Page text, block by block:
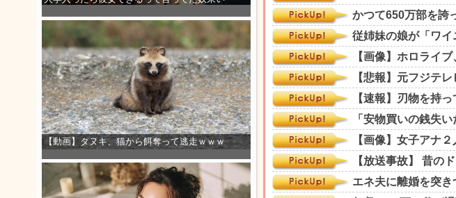
【動画】タヌキ、猫から餌奪って逃走ｗｗｗ